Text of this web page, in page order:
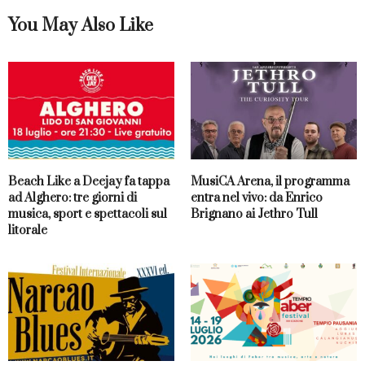
You May Also Like
Beach Like a Deejay fa tappa
ad Alghero: tre giorni di
musica, sport e spettacoli sul
litorale
MusiCA Arena, il programma
entra nel vivo: da Enrico
Brignano ai Jethro Tull